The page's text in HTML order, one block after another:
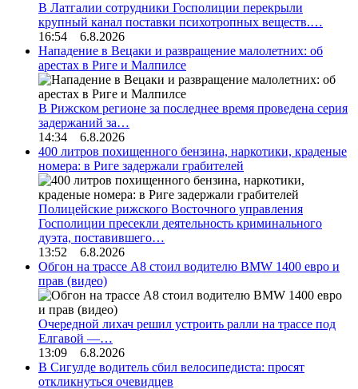
В Латгалии сотрудники Госполиции перекрыли
крупный канал поставки психотропных веществ.…
16:54 6.8.2026
Нападение в Вецаки и развращение малолетних: об
арестах в Риге и Малпилсе
В Рижском регионе за последнее время проведена серия
задержаний за…
14:34 6.8.2026
400 литров похищенного бензина, наркотики, краденые
номера: в Риге задержали грабителей
Полицейские рижского Восточного управления
Госполиции пресекли деятельность криминального
дуэта, поставившего…
13:52 6.8.2026
Обгон на трассе А8 стоил водителю BMW 1400 евро и
прав (видео)
Очередной лихач решил устроить ралли на трассе под
Елгавой —…
13:09 6.8.2026
В Сигулде водитель сбил велосипедиста: просят
откликнуться очевидцев